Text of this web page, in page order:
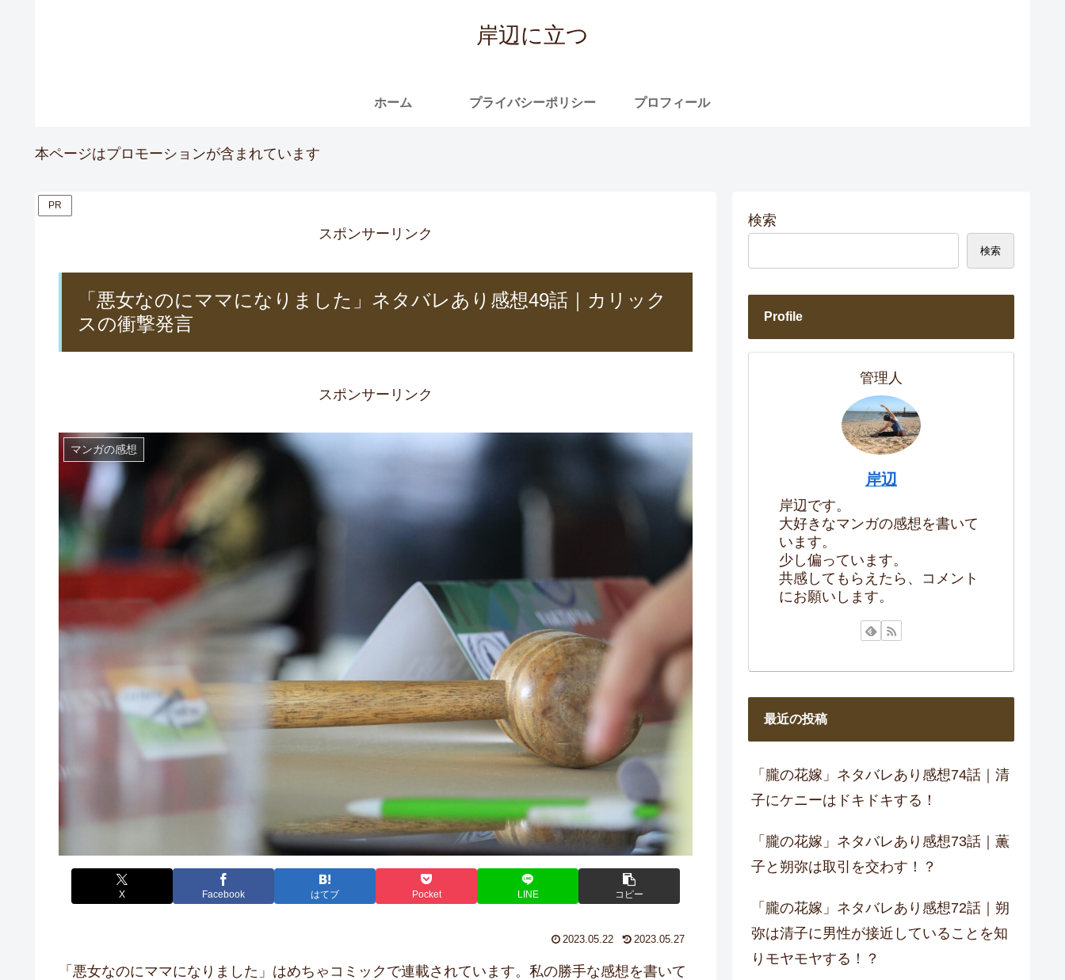
岸辺に立つ
ホーム プライバシーポリシー プロフィール
本ページはプロモーションが含まれています
PR
スポンサーリンク
「悪女なのにママになりました」ネタバレあり感想49話｜カリック
スの衝撃発言
スポンサーリンク
マンガの感想
X Facebook はてブ Pocket LINE コピー
2023.05.22 2023.05.27
「悪女なのにママになりました」はめちゃコミックで連載されています。私の勝手な感想を書いて
検索
検索
Profile
管理人
岸辺
岸辺です。
大好きなマンガの感想を書いて
います。
少し偏っています。
共感してもらえたら、コメント
にお願いします。
最近の投稿
「朧の花嫁」ネタバレあり感想74話｜清
子にケニーはドキドキする！
「朧の花嫁」ネタバレあり感想73話｜薫
子と朔弥は取引を交わす！？
「朧の花嫁」ネタバレあり感想72話｜朔
弥は清子に男性が接近していることを知
りモヤモヤする！？